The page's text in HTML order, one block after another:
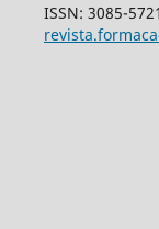
ISSN: 3085-